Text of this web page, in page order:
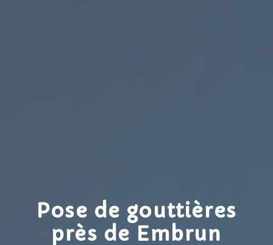
Pose de gouttières
près de Embrun